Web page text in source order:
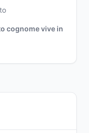
cognome vive in